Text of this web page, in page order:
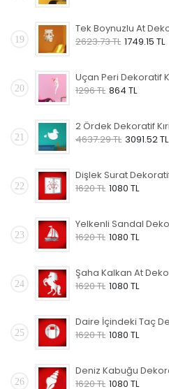
19
2623.73 TL 1749.15 TL
20
1296 TL 864 TL
21
4637.29 TL 3091.52 TL
22
1620 TL 1080 TL
23
1620 TL 1080 TL
24
1620 TL 1080 TL
25
1620 TL 1080 TL
26
1620 TL 1080 TL